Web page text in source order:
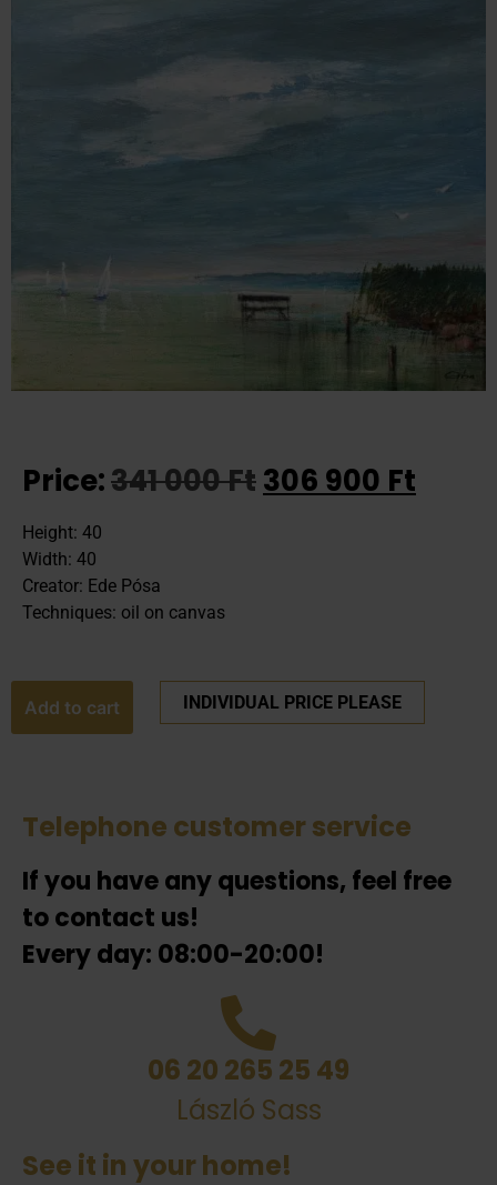
Price:341 000Ft306 900 Ft
Height: 40
Width: 40
Creator: Ede Pósa
Techniques: oil on canvas
Add to cart INDIVIDUAL PRICE PLEASE
Telephone customer service
If you have any questions, feel free
to contact us!
Every day: 08:00-20:00!
06 20 265 25 49
László Sass
See it in your home!